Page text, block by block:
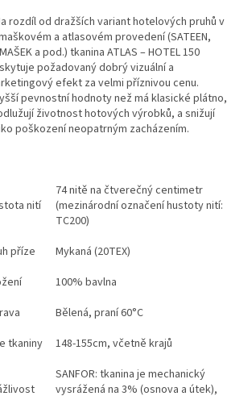
rozdíl od dražších variant hotelových pruhů v
a atlasovém provedení (SATEEN,
a pod.) tkanina ATLAS – HOTEL 150
požadovaný dobrý vizuální a
efekt za velmi příznivou cenu.
pevnostní hodnoty než má klasické plátno,
životnost hotových výrobků, a snižují
poškození neopatrným zacházením.
nití
74 nitě na čtverečný centimetr
(mezinárodní označení hustoty nití:
TC200)
příze
Mykaná (20TEX)
100% bavlna
Bělená, praní 60°C
tkaniny
148-155cm, včetně krajů
SANFOR: tkanina je mechanický
vysrážená na 3% (osnova a útek),